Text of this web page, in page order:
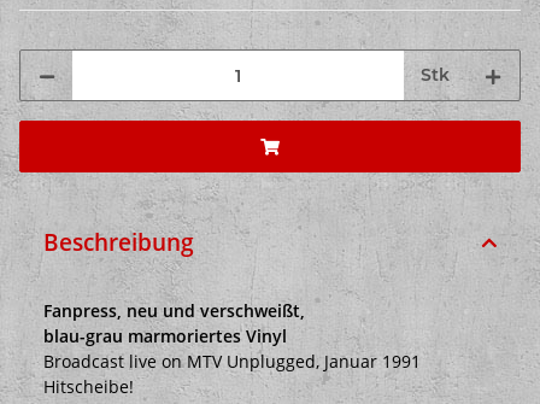
Stk
Beschreibung
Fanpress, neu und verschweißt,
blau-grau marmoriertes Vinyl
Broadcast live on MTV Unplugged, Januar 1991
Hitscheibe!